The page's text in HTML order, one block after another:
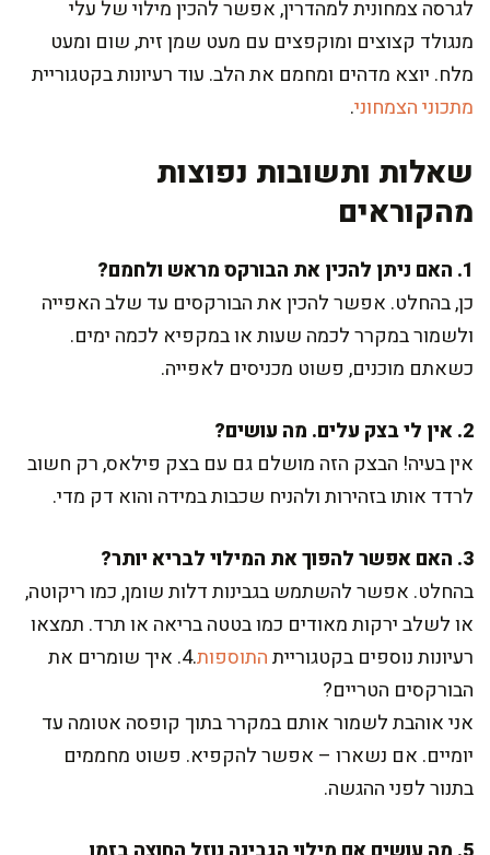
לגרסה צמחונית למהדרין, אפשר להכין מילוי של עלי
מנגולד קצוצים ומוקפצים עם מעט שמן זית, שום ומעט
מלח. יוצא מדהים ומחמם את הלב. עוד רעיונות בקטגוריית
מתכוני הצמחוני.
שאלות ותשובות נפוצות
מהקוראים
1. האם ניתן להכין את הבורקס מראש ולחמם?
כן, בהחלט. אפשר להכין את הבורקסים עד שלב האפייה
ולשמור במקרר לכמה שעות או במקפיא לכמה ימים.
כשאתם מוכנים, פשוט מכניסים לאפייה.
2. אין לי בצק עלים. מה עושים?
אין בעיה! הבצק הזה מושלם גם עם בצק פילאס, רק חשוב
לרדד אותו בזהירות ולהניח שכבות במידה והוא דק מדי.
3. האם אפשר להפוך את המילוי לבריא יותר?
בהחלט. אפשר להשתמש בגבינות דלות שומן, כמו ריקוטה,
או לשלב ירקות מאודים כמו בטטה בריאה או תרד. תמצאו
רעיונות נוספים בקטגורייתהתוספות. 4. איך שומרים את
הבורקסים הטריים?
אני אוהבת לשמור אותם במקרר בתוך קופסה אטומה עד
יומיים. אם נשארו – אפשר להקפיא. פשוט מחממים
בתנור לפני ההגשה.